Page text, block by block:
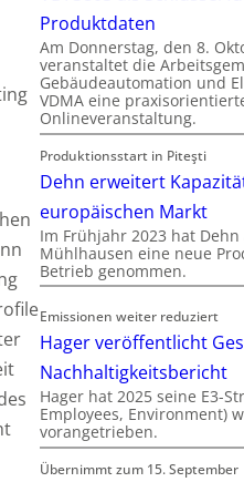
Produktdaten
Am Donnerstag, den 8.
veranstaltet die
Gebäudeautomation und
VDMA eine
Onlineveranstaltung.
Produktionsstart in Piteşti
Dehn erweitert
europäischen Markt
Im Frühjahr 2023 hat
Mühlhausen eine neue
Betrieb genommen.
Emissionen weiter reduziert
Hager veröffentlicht
Nachhaltigkeitsbericht
Hager hat 2025 seine E3-
Employees, Environment)
vorangetrieben.
Übernimmt zum 15. September